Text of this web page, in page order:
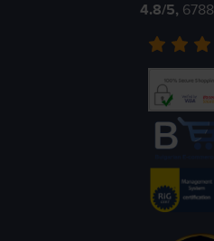
4.8/5, 6788